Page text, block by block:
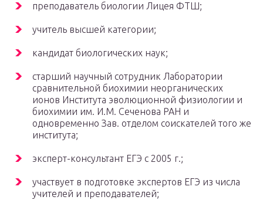
преподаватель биологии Лицея ФТШ;
учитель высшей категории;
кандидат биологических наук;
старший научный сотрудник Лаборатории
сравнительной биохимии неорганических
ионов Института эволюционной физиологии и
биохимии им. И.М. Сеченова РАН и
одновременно Зав. отделом соискателей того же
института;
эксперт-консультант ЕГЭ с 2005 г.;
участвует в подготовке экспертов ЕГЭ из числа
учителей и преподавателей;